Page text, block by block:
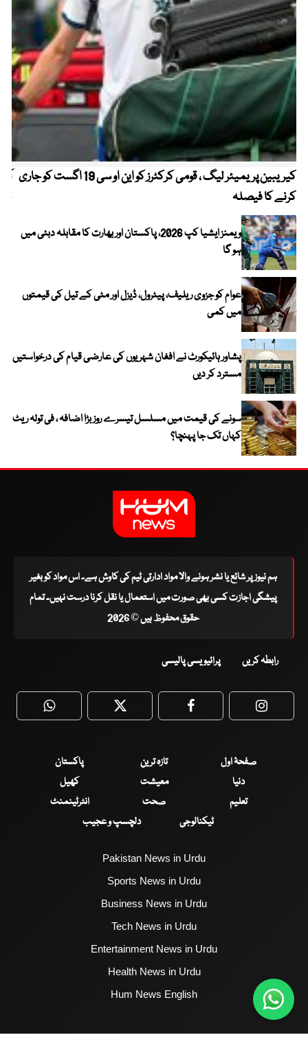
کیریبین پریمیئر لیگ ، قومی کرکٹرز کو این او سی 19 اگست کو جاری
کرنے کا فیصلہ
ویمنز ایشیا کپ 2026، پاکستان اور بھارت کا مقابلہ دبئی میں
ہو گا
عوام کو جزوی ریلیف، پیٹرول، ڈیزل اور مٹی کے تیل کی قیمتوں
میں کمی
پشاور ہائیکورٹ نے افغان شہریوں کی عارضی قیام کی درخواستیں
مسترد کر دیں
سونے کی قیمت میں مسلسل تیسرے روز بڑا اضافہ ، فی تولہ ریٹ
کہاں تک جا پہنچا؟
ہم نیوز پر شائع یا نشر ہونے والا مواد ادارتی ٹیم کی کاوش ہے۔ اس مواد کو بغیر
پیشگی اجازت کسی بھی صورت میں استعمال یا نقل کرنا درست نہیں۔ تمام
حقوق محفوظ ہیں © 2026
رابطہ کریں پرائیویسی پالیسی
WhatsApp Twitter Facebook
صفحۂ اول تازہ ترین
پاکستان
دنیا
معیشت
کھیل
تعلیم
صحت
انٹرٹینمنٹ
ٹیکنالوجی
دلچسپ و عجیب
Pakistan News in Urdu
Sports News in Urdu
Business News in Urdu
Tech News in Urdu
Entertainment News in Urdu
Health News in Urdu
Hum News English